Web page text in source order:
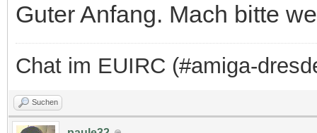
Guter Anfang. Mach bitte
Chat im EUIRC (#amiga-
Suchen